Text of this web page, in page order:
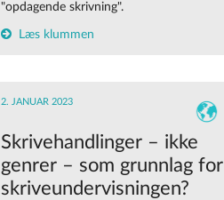
"opdagende skrivning".
Læs klummen
2. JANUAR 2023
Skrivehandlinger – ikke
genrer – som grunnlag for
skriveundervisningen?